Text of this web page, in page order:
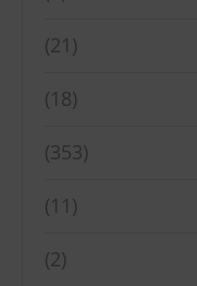
(21)
(18)
(353)
(11)
(2)